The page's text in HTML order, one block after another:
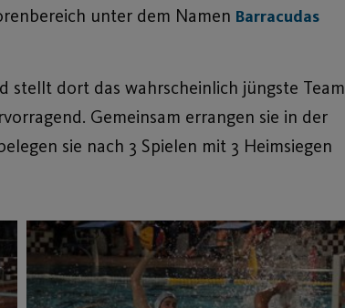
unter dem Namen Barracudas
stellt dort das wahrscheinlich jüngste Team
Gemeinsam errangen sie in der
sie nach 3 Spielen mit 3 Heimsiegen